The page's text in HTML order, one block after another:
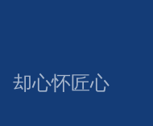
却心怀匠心